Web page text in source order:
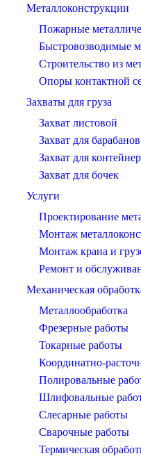
Металлоконструкции
Пожарные
Быстровозводимые
Строительство из
Опоры контактной
Захваты для груза
Захват листовой
Захват для барабанов
Захват для
Захват для бочек
Услуги
Проектирование
Монтаж
Монтаж крана и
Ремонт и
Механическая
Металлообработка
Фрезерные работы
Токарные работы
Координатно-
Полировальные
Шлифовальные
Слесарные работы
Сварочные работы
Термическая